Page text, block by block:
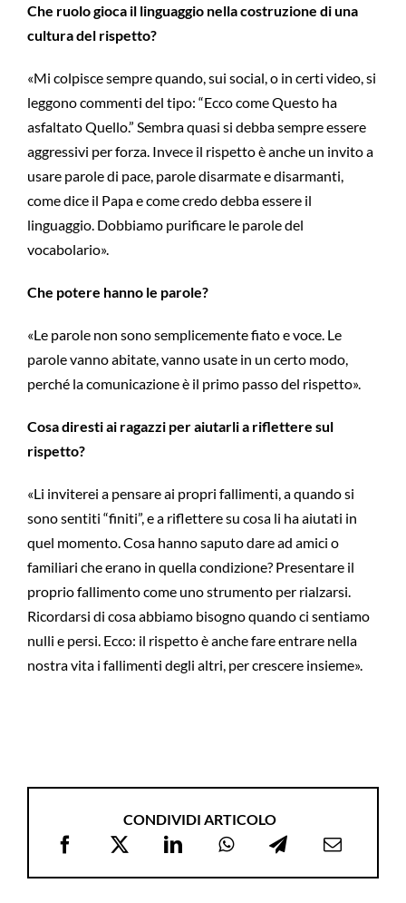
Che ruolo gioca il linguaggio nella costruzione di una
cultura del rispetto?
«Mi colpisce sempre quando, sui social, o in certi video, si
leggono commenti del tipo: “Ecco come Questo ha
asfaltato Quello.” Sembra quasi si debba sempre essere
aggressivi per forza. Invece il rispetto è anche un invito a
usare parole di pace, parole disarmate e disarmanti,
come dice il Papa e come credo debba essere il
linguaggio. Dobbiamo purificare le parole del
vocabolario».
Che potere hanno le parole?
«Le parole non sono semplicemente fiato e voce. Le
parole vanno abitate, vanno usate in un certo modo,
perché la comunicazione è il primo passo del rispetto».
Cosa diresti ai ragazzi per aiutarli a riflettere sul
rispetto?
«Li inviterei a pensare ai propri fallimenti, a quando si
sono sentiti “finiti”, e a riflettere su cosa li ha aiutati in
quel momento. Cosa hanno saputo dare ad amici o
familiari che erano in quella condizione? Presentare il
proprio fallimento come uno strumento per rialzarsi.
Ricordarsi di cosa abbiamo bisogno quando ci sentiamo
nulli e persi. Ecco: il rispetto è anche fare entrare nella
nostra vita i fallimenti degli altri, per crescere insieme».
CONDIVIDI ARTICOLO